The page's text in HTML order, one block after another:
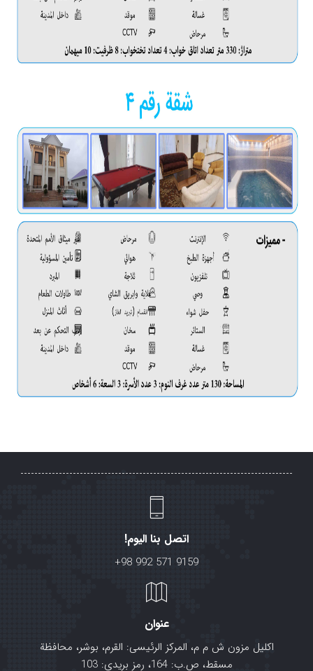
اتصل بنا اليوم!
+98 992 571 9159
عنوان
اکلیل مزون ش م م، المرکز الرئیسی: القرم، بوشر، محافظة
مسقط، ص.ب: 164، رمز بریدی: 103